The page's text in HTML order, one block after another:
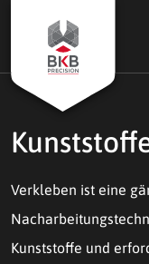
Verkleben ist eine
Kunststoffe und